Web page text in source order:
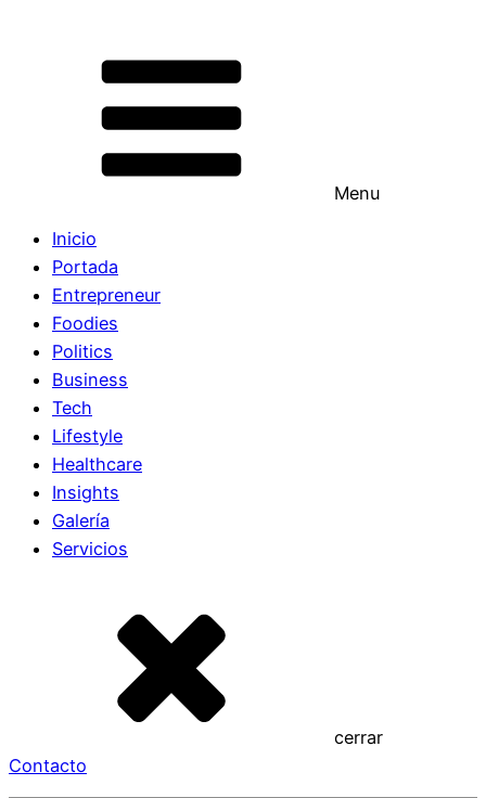
Menu
Inicio
Portada
Entrepreneur
Foodies
Politics
Business
Tech
Lifestyle
Healthcare
Insights
Galería
Servicios
cerrar
Contacto